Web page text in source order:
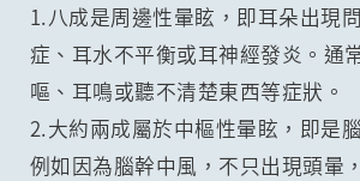
1.八成是周邊性暈眩，即耳朵出現
症、耳水不平衡或耳神經發炎。通
嘔、耳鳴或聽不清楚東西等症狀。
2.大約兩成屬於中樞性暈眩，即是
例如因為腦幹中風，不只出現頭暈